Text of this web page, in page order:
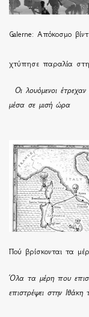
Galerne: Απόκοσμο
χτύπησε παραλία
Οι λουόμενοι
μέσα σε μισή ώρα
Πού βρίσκονται τα
Όλα τα μέρη που
επιστρέψει στην